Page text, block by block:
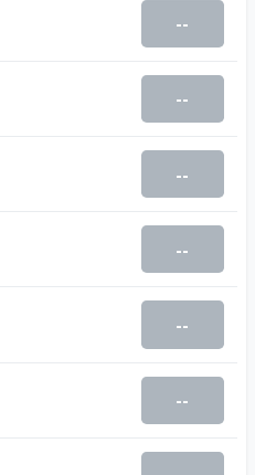
--
--
--
--
--
--